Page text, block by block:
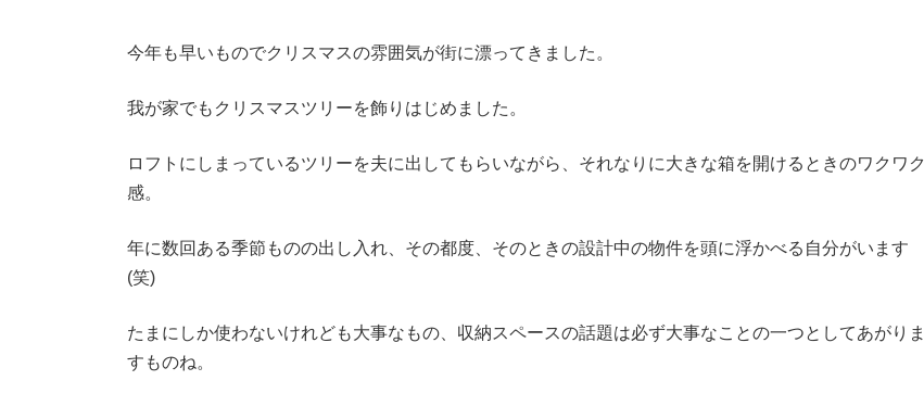
今年も早いものでクリスマスの雰囲気が街に漂ってきました。
我が家でもクリスマスツリーを飾りはじめました。
ロフトにしまっているツリーを夫に出してもらいながら、それなりに大きな箱を開けるときのワクワク
感。
年に数回ある季節ものの出し入れ、その都度、そのときの設計中の物件を頭に浮かべる自分がいます
(笑)
たまにしか使わないけれども大事なもの、収納スペースの話題は必ず大事なことの一つとしてあがりま
すものね。